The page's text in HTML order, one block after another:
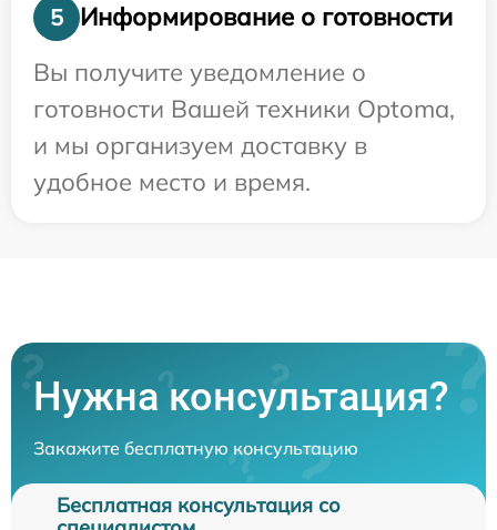
5
Информирование о готовности
Вы получите уведомление о
готовности Вашей техники Optoma,
и мы организуем доставку в
удобное место и время.
Нужна консультация?
Закажите бесплатную консультацию
Бесплатная консультация со